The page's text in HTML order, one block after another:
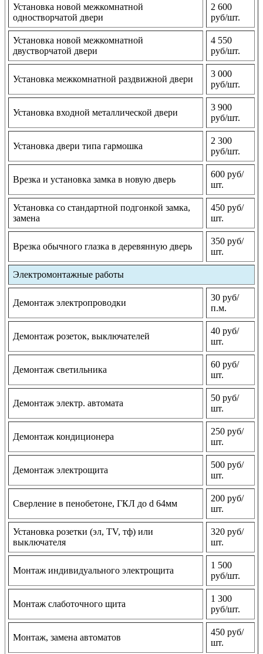
Установка новой межкомнатной
одностворчатой двери
2 600
руб/шт.
Установка новой межкомнатной
двустворчатой двери
4 550
руб/шт.
Установка межкомнатной раздвижной двери
3 000
руб/шт.
Установка входной металлической двери
3 900
руб/шт.
Установка двери типа гармошка
2 300
руб/шт.
Врезка и установка замка в новую дверь
600 руб/
шт.
Установка со стандартной подгонкой замка,
замена
450 руб/
шт.
Врезка обычного глазка в деревянную дверь
350 руб/
шт.
Электромонтажные работы
Демонтаж электропроводки
30 руб/
п.м.
Демонтаж розеток, выключателей
40 руб/
шт.
Демонтаж светильника
60 руб/
шт.
Демонтаж электр. автомата
50 руб/
шт.
Демонтаж кондиционера
250 руб/
шт.
Демонтаж электрощита
500 руб/
шт.
Сверление в пенобетоне, ГКЛ до d 64мм
200 руб/
шт.
Установка розетки (эл, TV, тф) или
выключателя
320 руб/
шт.
Монтаж индивидуального электрощита
1 500
руб/шт.
Монтаж слаботочного щита
1 300
руб/шт.
Монтаж, замена автоматов
450 руб/
шт.